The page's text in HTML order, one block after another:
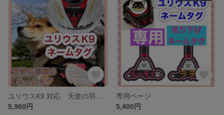
5,980円
専用ページ
5,400円